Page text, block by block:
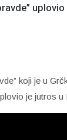
koji je u
je jutros u